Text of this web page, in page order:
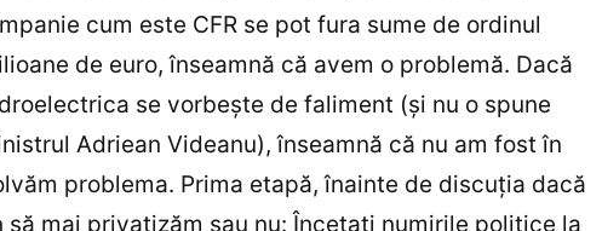
cum este CFR se pot fura sume de ordinul
de euro, înseamnă că avem o problemă. Dacă
se vorbeşte de faliment (şi nu o spune
Adriean Videanu), înseamnă că nu am fost în
problema. Prima etapă, înainte de discuţia dacă
să mai privatizăm sau nu: Încetaţi numirile politice la